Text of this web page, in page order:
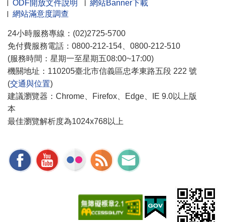
ODF開放文件說明
網站Banner下載
網站滿意度調查
24小時服務專線：(02)2725-5700
免付費服務電話：0800-212-154、0800-212-510
(服務時間：星期一至星期五08:00~17:00)
機關地址：110205臺北市信義區忠孝東路五段 222 號
(交通與位置)
建議瀏覽器：Chrome、Firefox、Edge、IE 9.0以上版
本
最佳瀏覽解析度為1024x768以上